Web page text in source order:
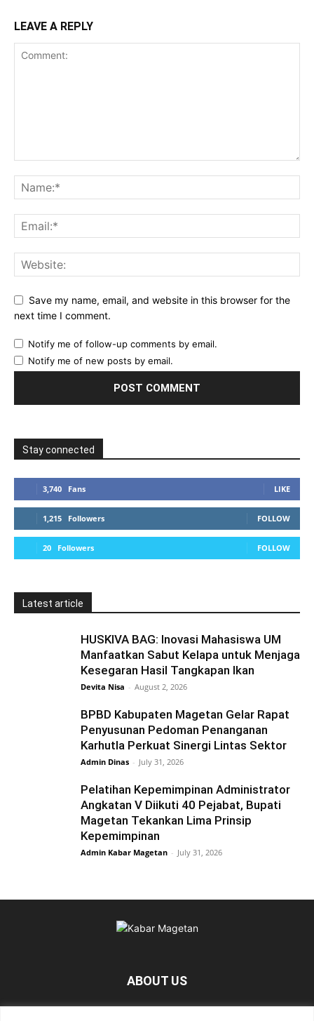
LEAVE A REPLY
Save my name, email, and website in this browser for the
next time I comment.
Notify me of follow-up comments by email.
Notify me of new posts by email.
Stay connected
3,740 Fans LIKE
1,215 Followers FOLLOW
20 Followers FOLLOW
Latest article
HUSKIVA BAG: Inovasi Mahasiswa UM
Manfaatkan Sabut Kelapa untuk Menjaga
Kesegaran Hasil Tangkapan Ikan
Devita Nisa - August 2, 2026
BPBD Kabupaten Magetan Gelar Rapat
Penyusunan Pedoman Penanganan
Karhutla Perkuat Sinergi Lintas Sektor
Admin Dinas - July 31, 2026
Pelatihan Kepemimpinan Administrator
Angkatan V Diikuti 40 Pejabat, Bupati
Magetan Tekankan Lima Prinsip
Kepemimpinan
Admin Kabar Magetan - July 31, 2026
ABOUT US